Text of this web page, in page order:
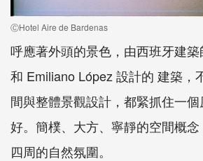
ⒸHotel Aire de Bardenas
呼應著外頭的景色，由西班牙建
和 Emiliano López 設計的 建築，
間與整體景觀設計，都緊抓住一
好。簡樸、大方、寧靜的空間概
四周的自然氛圍。